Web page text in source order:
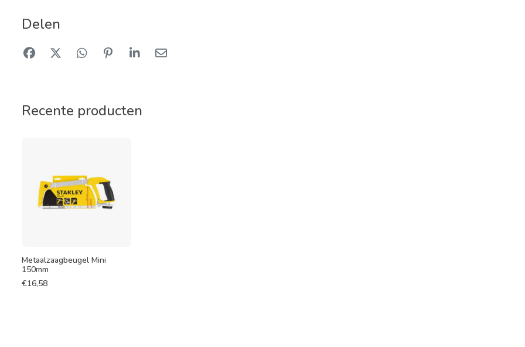
Delen
Recente producten
Metaalzaagbeugel Mini
150mm
€16,58